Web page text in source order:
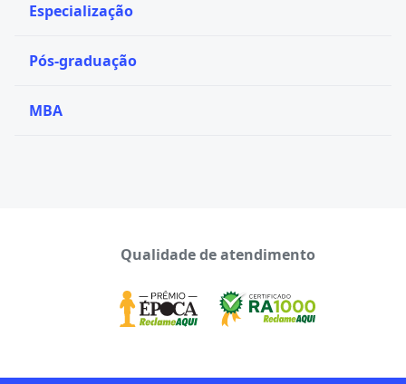
Especialização
Pós-graduação
MBA
Qualidade de atendimento